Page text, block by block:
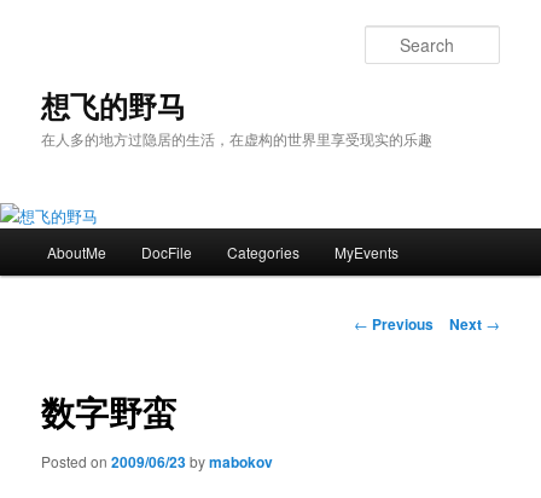
content想飞的野马
在人多的地方过隐居的生活，在虚构的世界里享受现实的乐趣
AboutMe DocFile Categories MyEvents
Post
← Previous Next →
数字野蛮
Posted on2009/06/23bymabokov